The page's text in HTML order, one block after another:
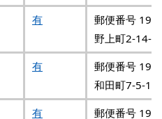
有
郵便番号
野上町2-14-1
有
郵便番号
和田町7-5-1
有
郵便番号